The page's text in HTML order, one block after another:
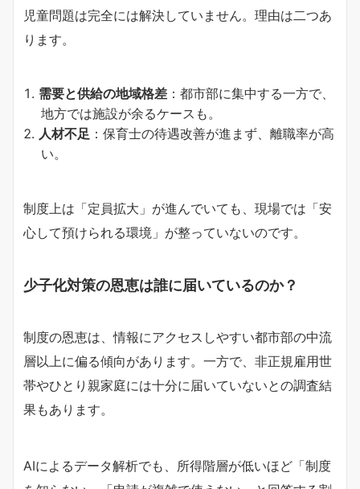
児童問題は完全には解決していません。理由は二つあ
ります。
需要と供給の地域格差 ：都市部に集中する一方で、
地方では施設が余るケースも。
人材不足 ：保育士の待遇改善が進まず、離職率が高
い。
制度上は「定員拡大」が進んでいても、現場では「安
心して預けられる環境」が整っていないのです。
少子化対策の恩恵は誰に届いているのか？
制度の恩恵は、情報にアクセスしやすい都市部の中流
層以上に偏る傾向があります。一方で、非正規雇用世
帯やひとり親家庭には十分に届いていないとの調査結
果もあります。
AIによるデータ解析でも、所得階層が低いほど「制度